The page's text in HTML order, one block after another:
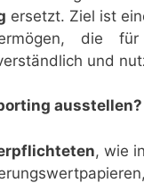
ersetzt. Ziel ist
die
und
ausstellen?
, wie